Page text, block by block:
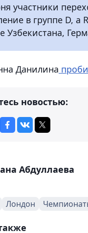
участники
в группе D, а
Узбекистана,
Данилина
новостью:
Абдуллаева
Лондон